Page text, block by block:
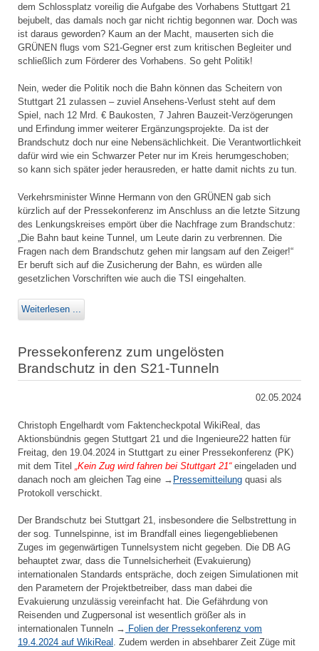
dem Schlossplatz voreilig die Aufgabe des Vorhabens Stuttgart 21
bejubelt, das damals noch gar nicht richtig begonnen war. Doch was
ist daraus geworden? Kaum an der Macht, mauserten sich die
GRÜNEN flugs vom S21-Gegner erst zum kritischen Begleiter und
schließlich zum Förderer des Vorhabens. So geht Politik!
Nein, weder die Politik noch die Bahn können das Scheitern von
Stuttgart 21 zulassen – zuviel Ansehens-Verlust steht auf dem
Spiel, nach 12 Mrd. € Baukosten, 7 Jahren Bauzeit-Verzögerungen
und Erfindung immer weiterer Ergänzungsprojekte. Da ist der
Brandschutz doch nur eine Nebensächlichkeit. Die Verantwortlichkeit
dafür wird wie ein Schwarzer Peter nur im Kreis herumgeschoben;
so kann sich später jeder herausreden, er hatte damit nichts zu tun.
Verkehrsminister Winne Hermann von den GRÜNEN gab sich
kürzlich auf der Pressekonferenz im Anschluss an die letzte Sitzung
des Lenkungskreises empört über die Nachfrage zum Brandschutz:
„Die Bahn baut keine Tunnel, um Leute darin zu verbrennen. Die
Fragen nach dem Brandschutz gehen mir langsam auf den Zeiger!“
Er beruft sich auf die Zusicherung der Bahn, es würden alle
gesetzlichen Vorschriften wie auch die TSI eingehalten.
Weiterlesen ...
Pressekonferenz zum ungelösten
Brandschutz in den S21-Tunneln
02.05.2024
Christoph Engelhardt vom Faktencheckpotal WikiReal, das
Aktionsbündnis gegen Stuttgart 21 und die Ingenieure22 hatten für
Freitag, den 19.04.2024 in Stuttgart zu einer Pressekonferenz (PK)
mit dem Titel „Kein Zug wird fahren bei Stuttgart 21“eingeladen und
danach noch am gleichen Tag eine → Pressemitteilung quasi als
Protokoll verschickt.
Der Brandschutz bei Stuttgart 21, insbesondere die Selbstrettung in
der sog. Tunnelspinne, ist im Brandfall eines liegengebliebenen
Zuges im gegenwärtigen Tunnelsystem nicht gegeben. Die DB AG
behauptet zwar, dass die Tunnelsicherheit (Evakuierung)
internationalen Standards entspräche, doch zeigen Simulationen mit
den Parametern der Projektbetreiber, dass man dabei die
Evakuierung unzulässig vereinfacht hat. Die Gefährdung von
Reisenden und Zugpersonal ist wesentlich größer als in
internationalen Tunneln → Folien der Pressekonferenz vom
19.4.2024 auf WikiReal . Zudem werden in absehbarer Zeit Züge mit